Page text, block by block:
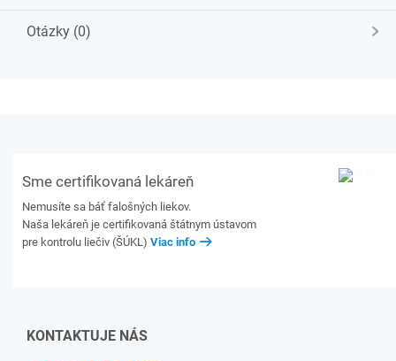
Otázky (0)
Sme certifikovaná lekáreň
Nemusíte sa báť falošných liekov.
Naša lekáreň je certifikovaná štátnym ústavom
pre kontrolu liečiv (ŠÚKL) Viac info
KONTAKTUJE NÁS